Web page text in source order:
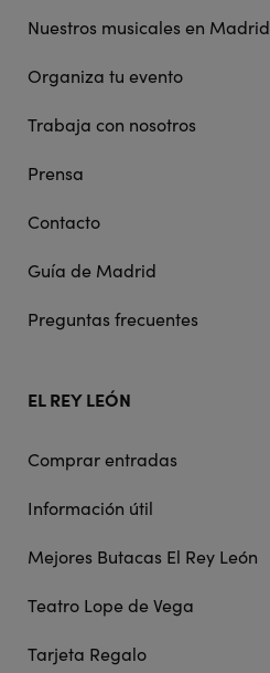
Nuestros musicales en Madrid
Organiza tu evento
Trabaja con nosotros
Prensa
Contacto
Guía de Madrid
Preguntas frecuentes
EL REY LEÓN
Comprar entradas
Información útil
Mejores Butacas El Rey León
Teatro Lope de Vega
Tarjeta Regalo